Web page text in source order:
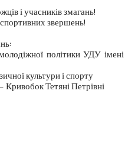
і учасників змагань!
звершень!
політики УДУ імені
культури і спорту
Тетяні Петрівні